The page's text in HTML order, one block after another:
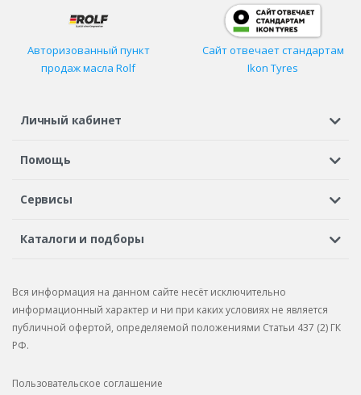
Авторизованный пункт
продаж масла Rolf
Сайт отвечает стандартам
Ikon Tyres
Личный кабинет
Регистрация или вход
Помощь
Шины в кредит
Сервисы
Автосервисы
Бонусная программа
Рекламации по услугам
Каталоги и подборы
Подбор запчастей
Каталог запчастей
Вся информация на данном сайте несёт исключительно
информационный характер и ни при каких условиях не является
публичной офертой, определяемой положениями Статьи 437 (2) ГК
РФ.
Пользовательское соглашение